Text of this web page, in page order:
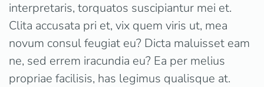
interpretaris, torquatos suscipiantur mei et.
Clita accusata pri et, vix quem viris ut, mea
novum consul feugiat eu? Dicta maluisset eam
ne, sed errem iracundia eu? Ea per melius
propriae facilisis, has legimus qualisque at.